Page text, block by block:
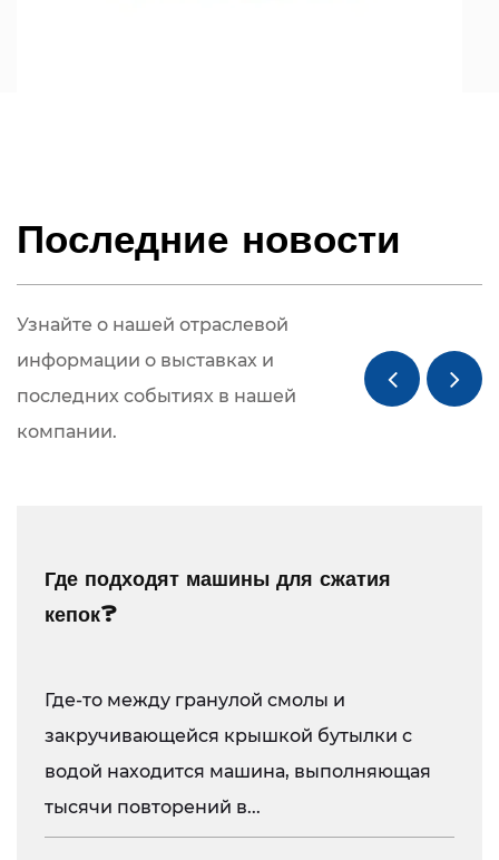
Последние новости
Узнайте о нашей отраслевой
информации о выставках и
последних событиях в нашей
компании.
Где подходят машины для сжатия
кепок?
Где-то между гранулой смолы и
закручивающейся крышкой бутылки с
водой находится машина, выполняющая
тысячи повторений в...